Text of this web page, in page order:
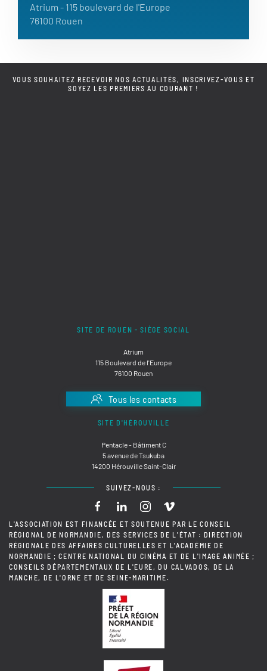
Atrium - 115 boulevard de l'Europe
76100 Rouen
VOUS SOUHAITEZ RECEVOIR NOS ACTUALITÉS, INSCRIVEZ-VOUS ET
SOYEZ LES PREMIERS AU COURANT !
SITE DE ROUEN - SIÈGE SOCIAL
Atrium
115 Boulevard de l'Europe
76100 Rouen
Tous les contacts
SITE D'HÉROUVILLE
Pentacle - Bâtiment C
5 avenue de Tsukuba
14200 Hérouville Saint-Clair
SUIVEZ-NOUS :
L'ASSOCIATION EST FINANCÉE ET SOUTENUE PAR LE CONSEIL
RÉGIONAL DE NORMANDIE, DES SERVICES DE L'ÉTAT : DIRECTION
RÉGIONALE DES AFFAIRES CULTURELLES ET L'ACADÉMIE DE
NORMANDIE ; CENTRE NATIONAL DU CINÉMA ET DE L'IMAGE ANIMÉE ;
CONSEILS DÉPARTEMENTAUX DE L'EURE, DU CALVADOS, DE LA
MANCHE, DE L'ORNE ET DE SEINE-MARITIME.